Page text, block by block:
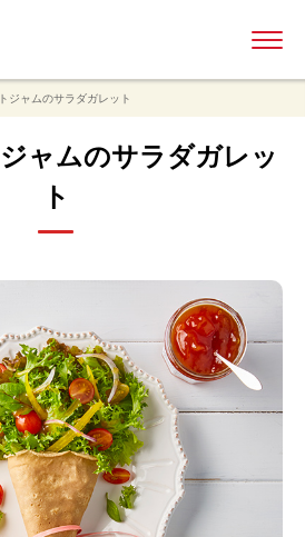
ジャムのサラダガレット
ャムのサラダガレッ
ト